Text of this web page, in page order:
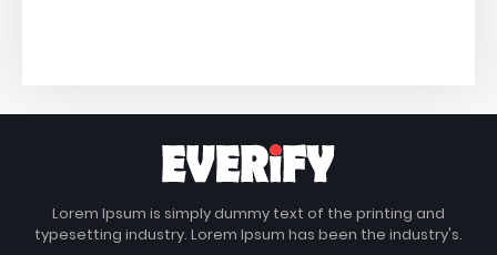
Lorem Ipsum is simply dummy text of the printing and
typesetting industry. Lorem Ipsum has been the industry's.